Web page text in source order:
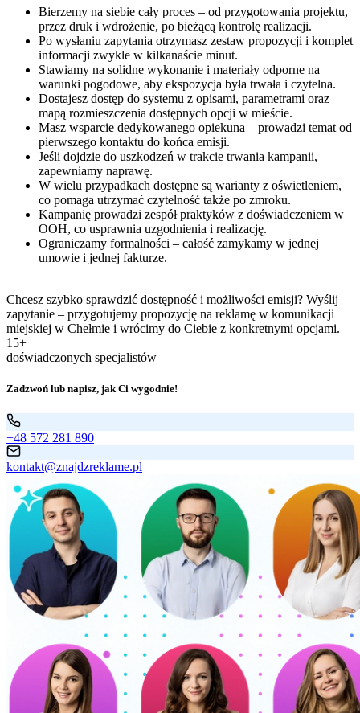
Bierzemy na siebie cały proces – od przygotowania projektu,
przez druk i wdrożenie, po bieżącą kontrolę realizacji.
Po wysłaniu zapytania otrzymasz zestaw propozycji i komplet
informacji zwykle w kilkanaście minut.
Stawiamy na solidne wykonanie i materiały odporne na
warunki pogodowe, aby ekspozycja była trwała i czytelna.
Dostajesz dostęp do systemu z opisami, parametrami oraz
mapą rozmieszczenia dostępnych opcji w mieście.
Masz wsparcie dedykowanego opiekuna – prowadzi temat od
pierwszego kontaktu do końca emisji.
Jeśli dojdzie do uszkodzeń w trakcie trwania kampanii,
zapewniamy naprawę.
W wielu przypadkach dostępne są warianty z oświetleniem,
co pomaga utrzymać czytelność także po zmroku.
Kampanię prowadzi zespół praktyków z doświadczeniem w
OOH, co usprawnia uzgodnienia i realizację.
Ograniczamy formalności – całość zamykamy w jednej
umowie i jednej fakturze.
Chcesz szybko sprawdzić dostępność i możliwości emisji? Wyślij
zapytanie – przygotujemy propozycję na reklamę w komunikacji
miejskiej w Chełmie i wrócimy do Ciebie z konkretnymi opcjami.
15+
doświadczonych specjalistów
Zadzwoń lub napisz, jak Ci wygodnie!
+48 572 281 890
kontakt@znajdzreklame.pl